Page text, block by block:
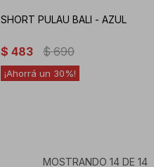
SHORT PULAU BALI - AZUL
$ 483 $ 690
30
MOSTRANDO14 DE14